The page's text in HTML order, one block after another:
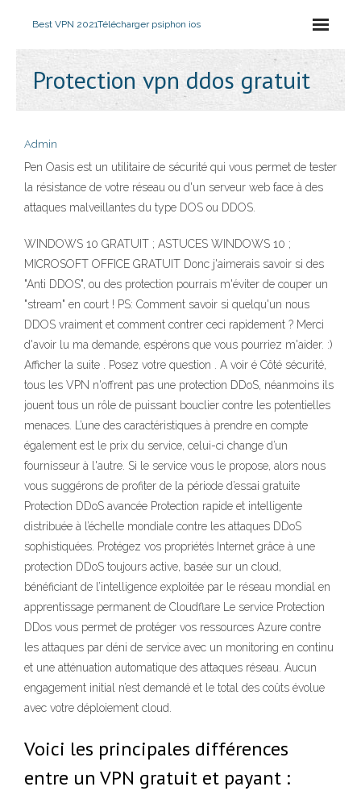
Best VPN 2021Télécharger psiphon ios
Protection vpn ddos ​​gratuit
Admin
Pen Oasis est un utilitaire de sécurité qui vous permet de tester
la résistance de votre réseau ou d'un serveur web face à des
attaques malveillantes du type DOS ou DDOS.
WINDOWS 10 GRATUIT ; ASTUCES WINDOWS 10 ;
MICROSOFT OFFICE GRATUIT Donc j'aimerais savoir si des
"Anti DDOS", ou des protection pourrais m'éviter de couper un
"stream" en court ! PS: Comment savoir si quelqu'un nous
DDOS vraiment et comment contrer ceci rapidement ? Merci
d'avoir lu ma demande, espérons que vous pourriez m'aider. :)
Afficher la suite . Posez votre question . A voir é Côté sécurité,
tous les VPN n'offrent pas une protection DDoS, néanmoins ils
jouent tous un rôle de puissant bouclier contre les potentielles
menaces. L’une des caractéristiques à prendre en compte
également est le prix du service, celui-ci change d’un
fournisseur à l'autre. Si le service vous le propose, alors nous
vous suggérons de profiter de la période d’essai gratuite
Protection DDoS avancée Protection rapide et intelligente
distribuée à l’échelle mondiale contre les attaques DDoS
sophistiquées. Protégez vos propriétés Internet grâce à une
protection DDoS toujours active, basée sur un cloud,
bénéficiant de l’intelligence exploitée par le réseau mondial en
apprentissage permanent de Cloudflare Le service Protection
DDos vous permet de protéger vos ressources Azure contre
les attaques par déni de service avec un monitoring en continu
et une atténuation automatique des attaques réseau. Aucun
engagement initial n’est demandé et le total des coûts évolue
avec votre déploiement cloud.
Voici les principales différences
entre un VPN gratuit et payant :